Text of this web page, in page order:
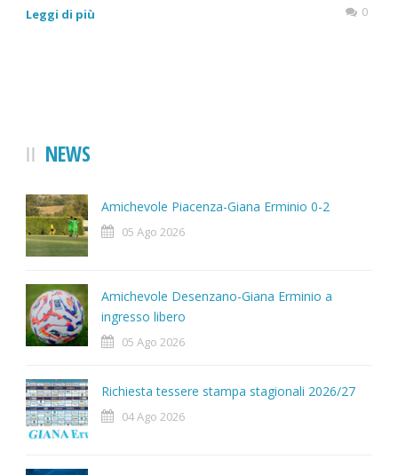
Leggi di più 0
NEWS
Amichevole Piacenza-Giana Erminio 0-2
05 Ago 2026
Amichevole Desenzano-Giana Erminio a
ingresso libero
05 Ago 2026
Richiesta tessere stampa stagionali 2026/27
04 Ago 2026